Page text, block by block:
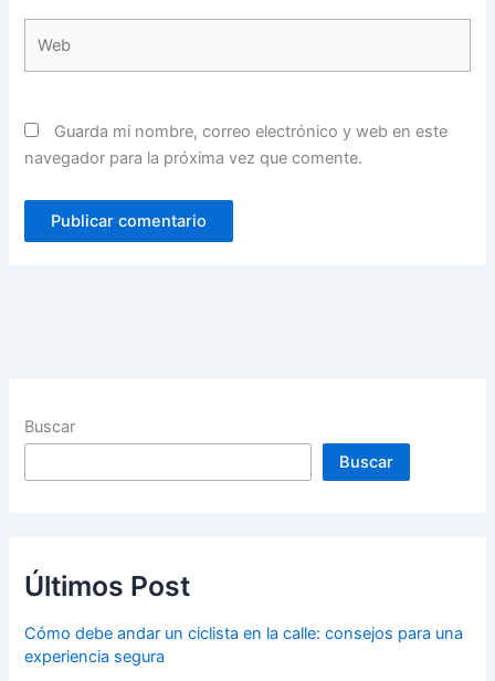
Guarda mi nombre, correo electrónico y web en este
navegador para la próxima vez que comente.
Buscar
Buscar
Últimos Post
Cómo debe andar un ciclista en la calle: consejos para una
experiencia segura